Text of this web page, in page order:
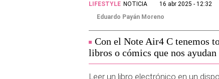
LIFESTYLE NOTICIA
16 abr 2025 - 12:32
Eduardo Payán Moreno
Con el Note Air4 C tenemos
libros o cómics que nos
Leer un libro electrónico en un